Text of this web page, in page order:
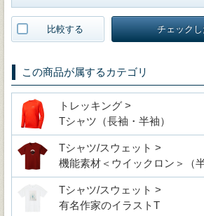
比較する チェック
この商品が属するカテゴリ
トレッキング >
Tシャツ（長袖・半袖）
Tシャツ/スウェット >
機能素材＜ウイックロン＞（半
Tシャツ/スウェット >
有名作家のイラストT